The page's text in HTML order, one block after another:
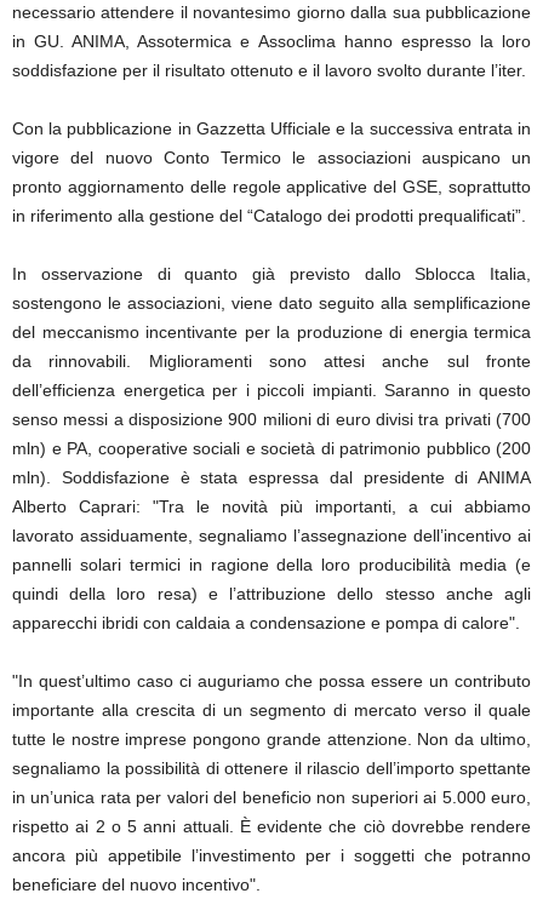
necessario attendere il novantesimo giorno dalla sua pubblicazione
in GU. ANIMA, Assotermica e Assoclima hanno espresso la loro
soddisfazione per il risultato ottenuto e il lavoro svolto durante l’iter.
Con la pubblicazione in Gazzetta Ufficiale e la successiva entrata in
vigore del nuovo Conto Termico le associazioni auspicano un
pronto aggiornamento delle regole applicative del GSE, soprattutto
in riferimento alla gestione del “Catalogo dei prodotti prequalificati”.
In osservazione di quanto già previsto dallo Sblocca Italia,
sostengono le associazioni, viene dato seguito alla semplificazione
del meccanismo incentivante per la produzione di energia termica
da rinnovabili. Miglioramenti sono attesi anche sul fronte
dell’efficienza energetica per i piccoli impianti. Saranno in questo
senso messi a disposizione 900 milioni di euro divisi tra privati (700
mln) e PA, cooperative sociali e società di patrimonio pubblico (200
mln). Soddisfazione è stata espressa dal presidente di ANIMA
Alberto Caprari: "Tra le novità più importanti, a cui abbiamo
lavorato assiduamente, segnaliamo l’assegnazione dell’incentivo ai
pannelli solari termici in ragione della loro producibilità media (e
quindi della loro resa) e l’attribuzione dello stesso anche agli
apparecchi ibridi con caldaia a condensazione e pompa di calore".
"In quest’ultimo caso ci auguriamo che possa essere un contributo
importante alla crescita di un segmento di mercato verso il quale
tutte le nostre imprese pongono grande attenzione. Non da ultimo,
segnaliamo la possibilità di ottenere il rilascio dell’importo spettante
in un’unica rata per valori del beneficio non superiori ai 5.000 euro,
rispetto ai 2 o 5 anni attuali. È evidente che ciò dovrebbe rendere
ancora più appetibile l’investimento per i soggetti che potranno
beneficiare del nuovo incentivo".